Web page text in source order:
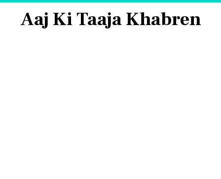
Aaj Ki Taaja Khabren